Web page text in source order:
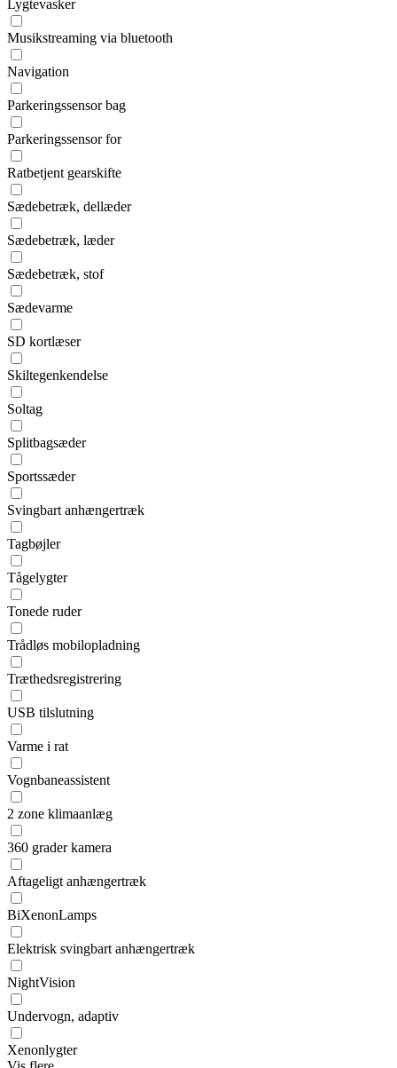
Lygtevasker
Musikstreaming via bluetooth
Navigation
Parkeringssensor bag
Parkeringssensor for
Ratbetjent gearskifte
Sædebetræk, dellæder
Sædebetræk, læder
Sædebetræk, stof
Sædevarme
SD kortlæser
Skiltegenkendelse
Soltag
Splitbagsæder
Sportssæder
Svingbart anhængertræk
Tagbøjler
Tågelygter
Tonede ruder
Trådløs mobilopladning
Træthedsregistrering
USB tilslutning
Varme i rat
Vognbaneassistent
2 zone klimaanlæg
360 grader kamera
Aftageligt anhængertræk
BiXenonLamps
Elektrisk svingbart anhængertræk
NightVision
Undervogn, adaptiv
Xenonlygter